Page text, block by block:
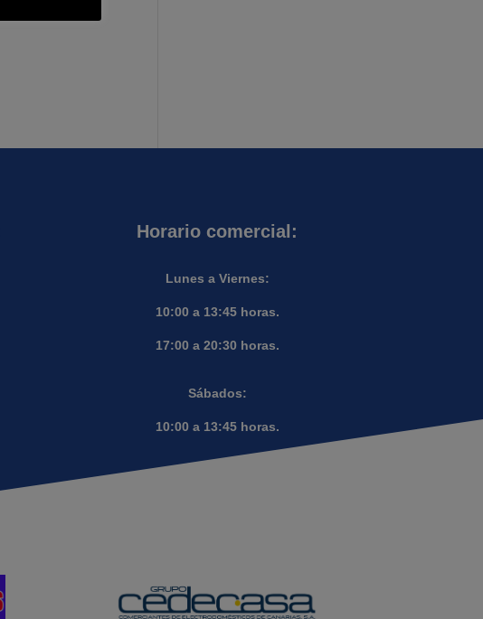
Horario comercial:
Lunes a Viernes:
10:00 a 13:45 horas.
17:00 a 20:30 horas.
Sábados:
10:00 a 13:45 horas.